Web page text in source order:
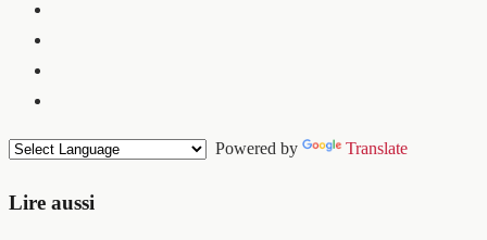
Powered by Translate
Lire aussi